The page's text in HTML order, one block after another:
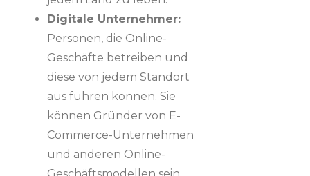
Digitale Unternehmer:
Personen, die Online-
Geschäfte betreiben und
diese von jedem Standort
aus führen können. Sie
können Gründer von E-
Commerce-Unternehmen
und anderen Online-
Geschäftsmodellen sein.